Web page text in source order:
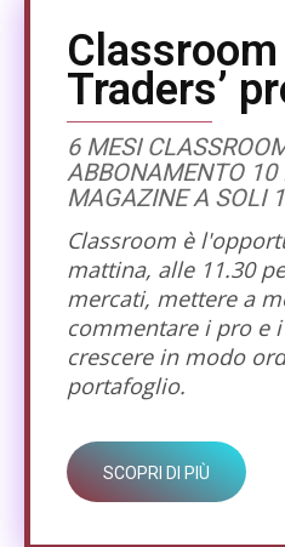
Classroom
Traders’
6 MESI
ABBONAMENTO 10
MAGAZINE A SOLI
Classroom è
mattina, alle 11.30
mercati, mettere a
commentare i pro e
crescere in modo
portafoglio.
SCOPRI DI PIÙ